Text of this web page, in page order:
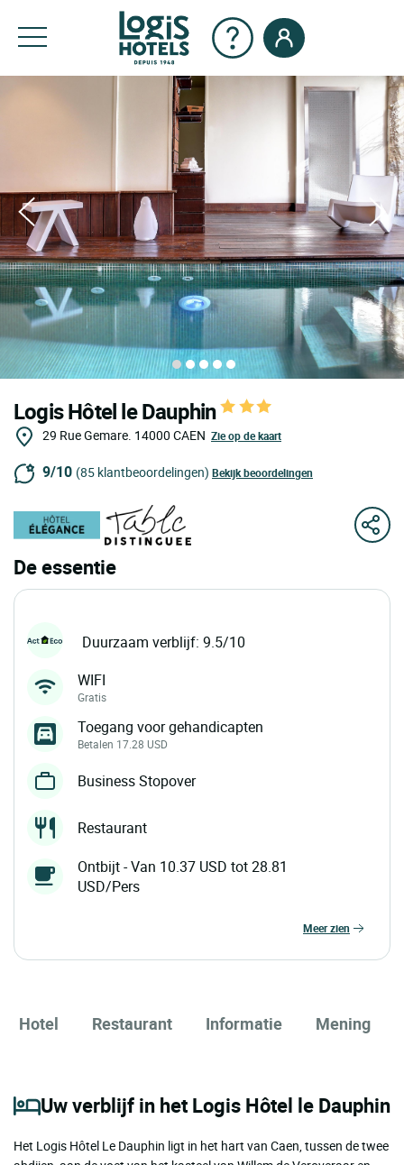
Logis Hôtel le Dauphin
29 Rue Gemare. 14000 CAEN Zie op de kaart
9/10 (85 klantbeoordelingen) Bekijk beoordelingen
De essentie
Duurzaam verblijf: 9.5/10
WIFI
Gratis
Toegang voor gehandicapten
Betalen 17.28 USD
Business Stopover
Restaurant
Ontbijt - Van 10.37 USD tot 28.81
USD/Pers
meer zien
Hotel Restaurant Informatie Mening
Uw verblijf in het Logis Hôtel le Dauphin
Het Logis Hôtel Le Dauphin ligt in het hart van Caen, tussen de twee